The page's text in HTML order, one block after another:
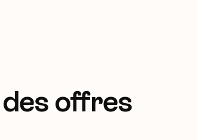
offres